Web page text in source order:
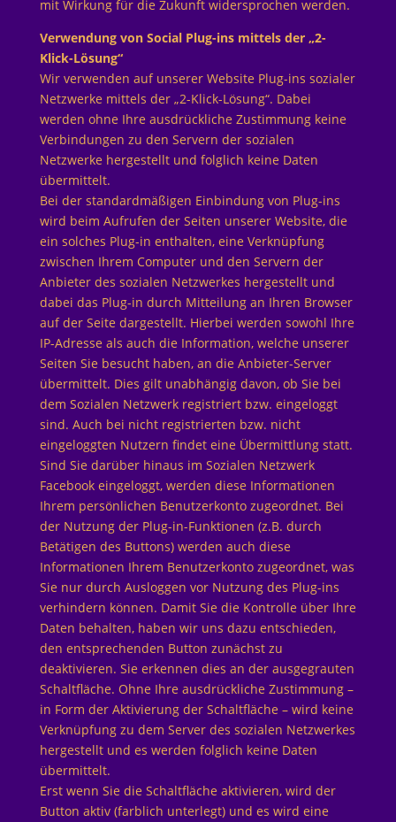
mit Wirkung für die Zukunft widersprochen werden.
Verwendung von Social Plug-ins mittels der „2-
Klick-Lösung“
Wir verwenden auf unserer Website Plug-ins sozialer
Netzwerke mittels der „2-Klick-Lösung“. Dabei
werden ohne Ihre ausdrückliche Zustimmung keine
Verbindungen zu den Servern der sozialen
Netzwerke hergestellt und folglich keine Daten
übermittelt.
Bei der standardmäßigen Einbindung von Plug-ins
wird beim Aufrufen der Seiten unserer Website, die
ein solches Plug-in enthalten, eine Verknüpfung
zwischen Ihrem Computer und den Servern der
Anbieter des sozialen Netzwerkes hergestellt und
dabei das Plug-in durch Mitteilung an Ihren Browser
auf der Seite dargestellt. Hierbei werden sowohl Ihre
IP-Adresse als auch die Information, welche unserer
Seiten Sie besucht haben, an die Anbieter-Server
übermittelt. Dies gilt unabhängig davon, ob Sie bei
dem Sozialen Netzwerk registriert bzw. eingeloggt
sind. Auch bei nicht registrierten bzw. nicht
eingeloggten Nutzern findet eine Übermittlung statt.
Sind Sie darüber hinaus im Sozialen Netzwerk
Facebook eingeloggt, werden diese Informationen
Ihrem persönlichen Benutzerkonto zugeordnet. Bei
der Nutzung der Plug-in-Funktionen (z.B. durch
Betätigen des Buttons) werden auch diese
Informationen Ihrem Benutzerkonto zugeordnet, was
Sie nur durch Ausloggen vor Nutzung des Plug-ins
verhindern können. Damit Sie die Kontrolle über Ihre
Daten behalten, haben wir uns dazu entschieden,
den entsprechenden Button zunächst zu
deaktivieren. Sie erkennen dies an der ausgegrauten
Schaltfläche. Ohne Ihre ausdrückliche Zustimmung –
in Form der Aktivierung der Schaltfläche – wird keine
Verknüpfung zu dem Server des sozialen Netzwerkes
hergestellt und es werden folglich keine Daten
übermittelt.
Erst wenn Sie die Schaltfläche aktivieren, wird der
Button aktiv (farblich unterlegt) und es wird eine